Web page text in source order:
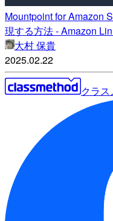
Mountpoint for Amazon
現する方法 - Amazon
大村 保貴
2025.02.22
クラ